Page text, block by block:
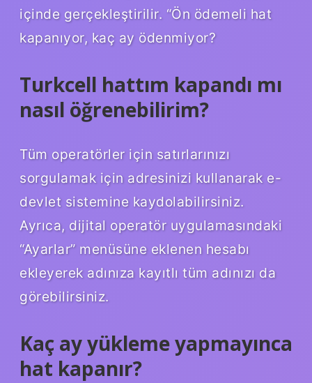
içinde gerçekleştirilir. “Ön ödemeli hat
kapanıyor, kaç ay ödenmiyor?
Turkcell hattım kapandı mı
nasıl öğrenebilirim?
Tüm operatörler için satırlarınızı
sorgulamak için adresinizi kullanarak e-
devlet sistemine kaydolabilirsiniz.
Ayrıca, dijital operatör uygulamasındaki
“Ayarlar” menüsüne eklenen hesabı
ekleyerek adınıza kayıtlı tüm adınızı da
görebilirsiniz.
Kaç ay yükleme yapmayınca
hat kapanır?